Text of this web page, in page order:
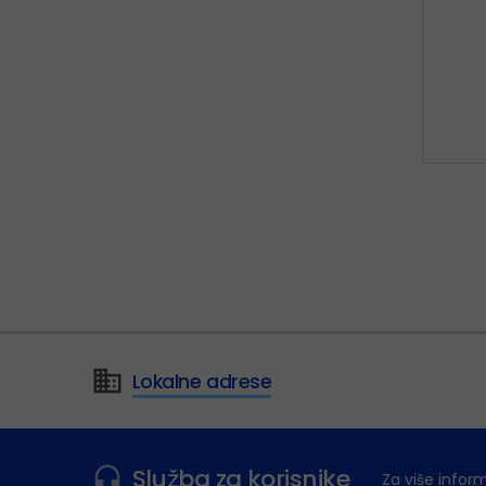
Lokalne adrese
Služba za korisnike Za više